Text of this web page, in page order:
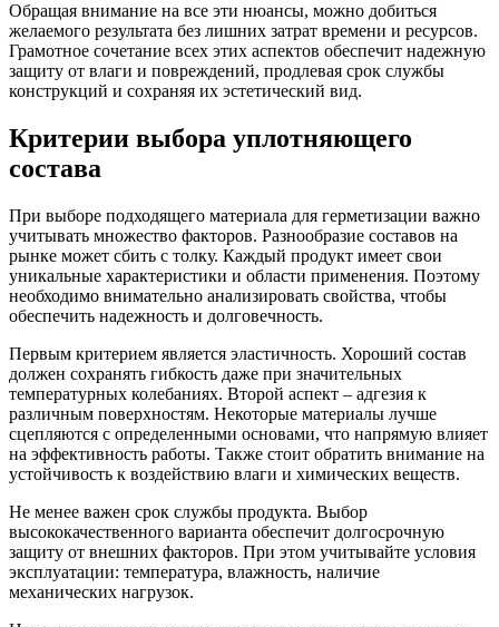
Обращая внимание на все эти нюансы, можно добиться
желаемого результата без лишних затрат времени и ресурсов.
Грамотное сочетание всех этих аспектов обеспечит надежную
защиту от влаги и повреждений, продлевая срок службы
конструкций и сохраняя их эстетический вид.
Критерии выбора уплотняющего
состава
При выборе подходящего материала для герметизации важно
учитывать множество факторов. Разнообразие составов на
рынке может сбить с толку. Каждый продукт имеет свои
уникальные характеристики и области применения. Поэтому
необходимо внимательно анализировать свойства, чтобы
обеспечить надежность и долговечность.
Первым критерием является эластичность. Хороший состав
должен сохранять гибкость даже при значительных
температурных колебаниях. Второй аспект – адгезия к
различным поверхностям. Некоторые материалы лучше
сцепляются с определенными основами, что напрямую влияет
на эффективность работы. Также стоит обратить внимание на
устойчивость к воздействию влаги и химических веществ.
Не менее важен срок службы продукта. Выбор
высококачественного варианта обеспечит долгосрочную
защиту от внешних факторов. При этом учитывайте условия
эксплуатации: температура, влажность, наличие
механических нагрузок.